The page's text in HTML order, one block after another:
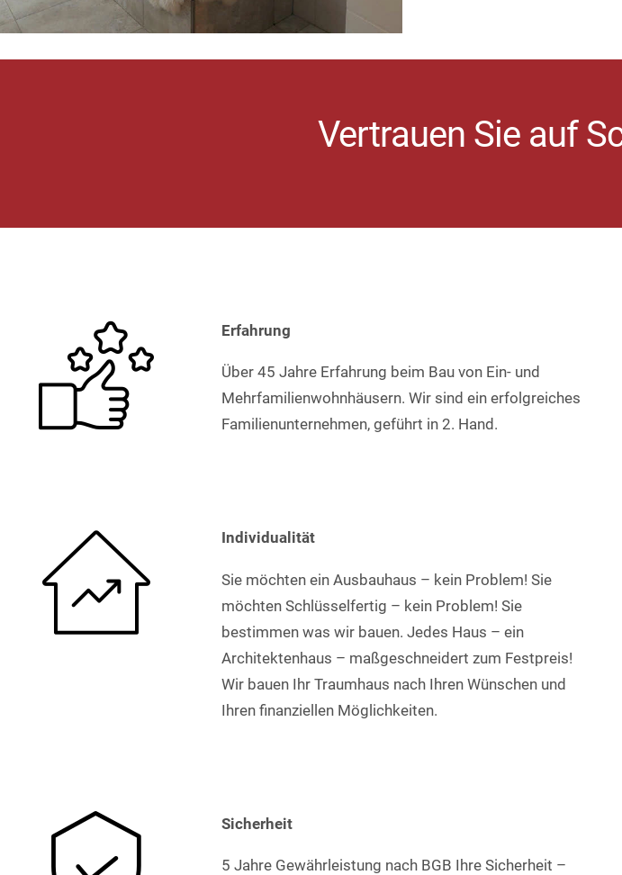
Vertrauen Sie auf
Erfahrung
Über 45 Jahre Erfahrung beim Bau von Ein- und
Mehrfamilienwohnhäusern. Wir sind ein erfolgreiches
Familienunternehmen, geführt in 2. Hand.
Individualität
Sie möchten ein Ausbauhaus – kein Problem! Sie
möchten Schlüsselfertig – kein Problem! Sie
bestimmen was wir bauen. Jedes Haus – ein
Architektenhaus – maßgeschneidert zum Festpreis!
Wir bauen Ihr Traumhaus nach Ihren Wünschen und
Ihren finanziellen Möglichkeiten.
Sicherheit
5 Jahre Gewährleistung nach BGB Ihre Sicherheit –